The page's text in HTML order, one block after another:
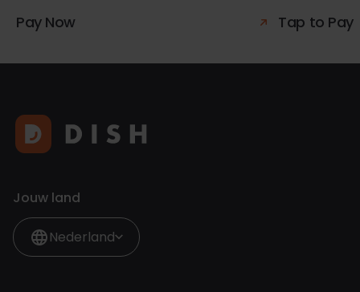
Pay Now Tap to Pay
Jouw land
Nederland